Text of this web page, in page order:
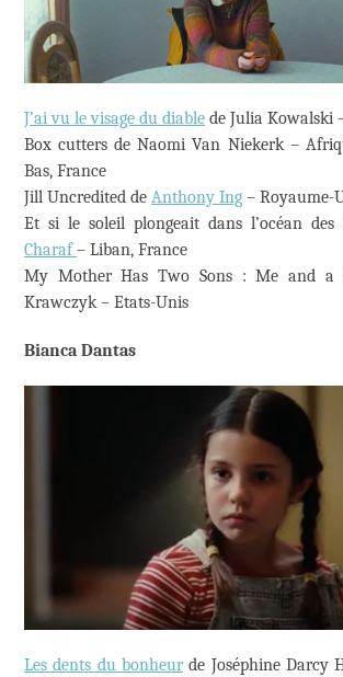
J’ai vu le visage du diable de Julia Kowalski
Box cutters de Naomi Van Niekerk –
Bas, France
Jill Uncredited de Anthony Ing – Royaume-
Et si le soleil plongeait dans l’océan des
Charaf– Liban, France
My Mother Has Two Sons : Me and a
Krawczyk – Etats-Unis
Bianca Dantas
Les dents du bonheurde Joséphine Darcy